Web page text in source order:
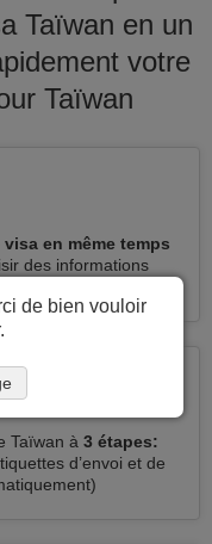
Taïwan en un
votre
Taïwan
en même temps
des informations
Taïwan à 3 étapes:
d’envoi et de
de bien vouloir